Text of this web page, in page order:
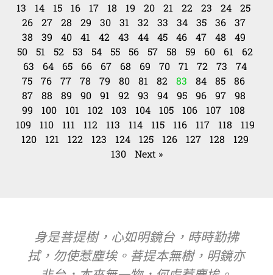
13
14 15 16 17 18 19 20 21 22 23 24
25
26
27 28 29 30 31 32 33 34 35 36
37
38
39 40 41 42 43 44 45 46 47 48
49
50
51 52 53 54 55 56 57 58 59 60 61
62
63
64 65 66 67 68 69 70 71 72 73
74
75
76 77 78 79 80 81 82 83 84 85
86
87
88 89 90 91 92 93 94 95 96 97
98
99
100 101 102 103 104 105 106 107
108
109
110 111 112 113 114 115 116 117 118
119
120
121 122 123 124 125 126 127 128
129
130
Next »
身是菩提樹，心如明鏡台，時時勤拂
拭，勿使惹塵埃。菩提本無樹，明鏡亦